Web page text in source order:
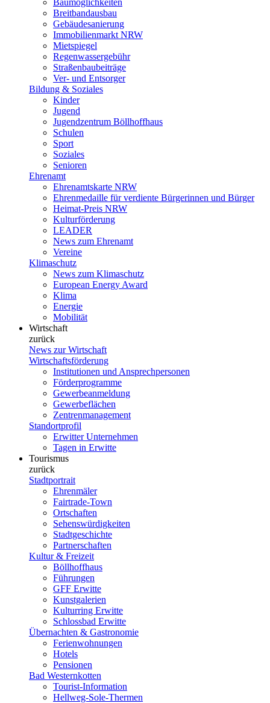
Baumöglichkeiten
Breitbandausbau
Gebäudesanierung
Immobilienmarkt NRW
Mietspiegel
Regenwassergebühr
Straßenbaubeiträge
Ver- und Entsorger
Bildung & Soziales
Kinder
Jugend
Jugendzentrum Böllhoffhaus
Schulen
Sport
Soziales
Senioren
Ehrenamt
Ehrenamtskarte NRW
Ehrenmedaille für verdiente Bürgerinnen und Bürger
Heimat-Preis NRW
Kulturförderung
LEADER
News zum Ehrenamt
Vereine
Klimaschutz
News zum Klimaschutz
European Energy Award
Klima
Energie
Mobilität
Wirtschaft
zurück
News zur Wirtschaft
Wirtschaftsförderung
Institutionen und Ansprechpersonen
Förderprogramme
Gewerbeanmeldung
Gewerbeflächen
Zentrenmanagement
Standortprofil
Erwitter Unternehmen
Tagen in Erwitte
Tourismus
zurück
Stadtportrait
Ehrenmäler
Fairtrade-Town
Ortschaften
Sehenswürdigkeiten
Stadtgeschichte
Partnerschaften
Kultur & Freizeit
Böllhoffhaus
Führungen
GFF Erwitte
Kunstgalerien
Kulturring Erwitte
Schlossbad Erwitte
Übernachten & Gastronomie
Ferienwohnungen
Hotels
Pensionen
Bad Westernkotten
Tourist-Information
Hellweg-Sole-Thermen